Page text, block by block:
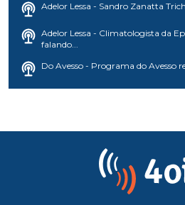
Adelor Lessa - Sandro Zanatta
Adelor Lessa - Climatologista da
falando...
Do Avesso - Programa do Avesso